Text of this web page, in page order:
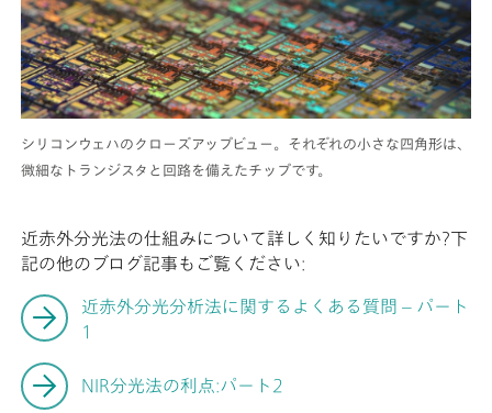
シリコンウェハのクローズアップビュー。それぞれの小さな四角形は、
微細なトランジスタと回路を備えたチップです。
近赤外分光法の仕組みについて詳しく知りたいですか?下
記の他のブログ記事もご覧ください:
近赤外分光分析法に関するよくある質問 – パート
1
NIR分光法の利点:パート2